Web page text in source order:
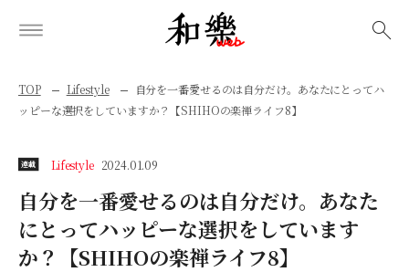
TOP Lifestyle
自分を一番愛せるのは自分だけ。あなたにとってハ
ッピーな選択をしていますか？【SHIHOの楽禅ライフ8】
連載 Lifestyle 2024.01.09
自分を一番愛せるのは自分だけ。あなた
にとってハッピーな選択をしています
か？【SHIHOの楽禅ライフ8】